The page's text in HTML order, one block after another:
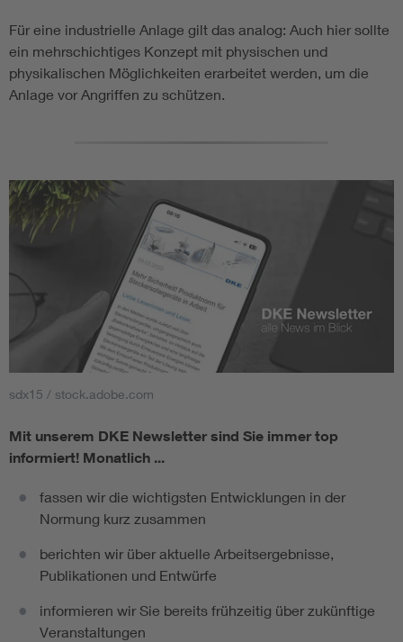
Für eine industrielle Anlage gilt das analog: Auch hier sollte
ein mehrschichtiges Konzept mit physischen und
physikalischen Möglichkeiten erarbeitet werden, um die
Anlage vor Angriffen zu schützen.
sdx15 / stock.adobe.com
Mit unserem DKE Newsletter sind Sie immer top
informiert! Monatlich ...
fassen wir die wichtigsten Entwicklungen in der
Normung kurz zusammen
berichten wir über aktuelle Arbeitsergebnisse,
Publikationen und Entwürfe
informieren wir Sie bereits frühzeitig über zukünftige
Veranstaltungen